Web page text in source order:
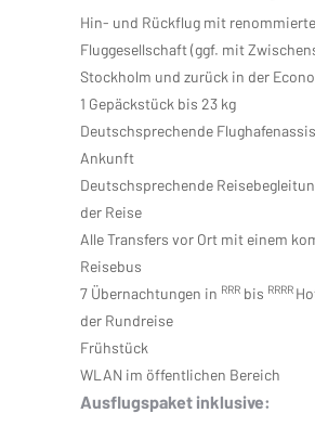
Hin- und Rückflug mit
Fluggesellschaft (ggf. mit
Stockholm und zurück in der
1 Gepäckstück bis 23 kg
Deutschsprechende
Ankunft
Deutschsprechende
der Reise
Alle Transfers vor Ort mit einem
Reisebus
7 Übernachtungen in RRR bis RRRR
der Rundreise
Frühstück
WLAN im öffentlichen Bereich
Ausflugspaket inklusive: